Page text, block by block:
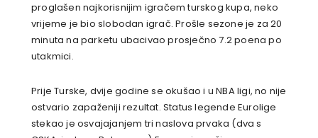
proglašen najkorisnijim igračem turskog kupa, neko
vrijeme je bio slobodan igrač. Prošle sezone je za 20
minuta na parketu ubacivao prosječno 7.2 poena po
utakmici.
Prije Turske, dvije godine se okušao i u NBA ligi, no nije
ostvario zapaženiji rezultat. Status legende Eurolige
stekao je osvajajanjem tri naslova prvaka (dva s